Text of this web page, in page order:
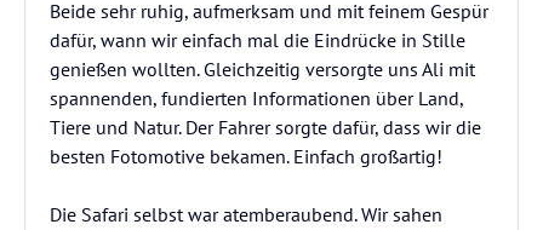
Beide sehr ruhig, aufmerksam und mit feinem Gespür
dafür, wann wir einfach mal die Eindrücke in Stille
genießen wollten. Gleichzeitig versorgte uns Ali mit
spannenden, fundierten Informationen über Land,
Tiere und Natur. Der Fahrer sorgte dafür, dass wir die
besten Fotomotive bekamen. Einfach großartig!
Die Safari selbst war atemberaubend. Wir sahen